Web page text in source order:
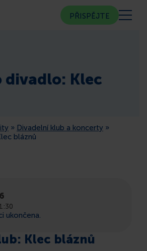
PŘISPĚJTE
divadlo: Klec
» Divadelní klub a koncerty »
bláznů
ukončena.
Klec bláznů